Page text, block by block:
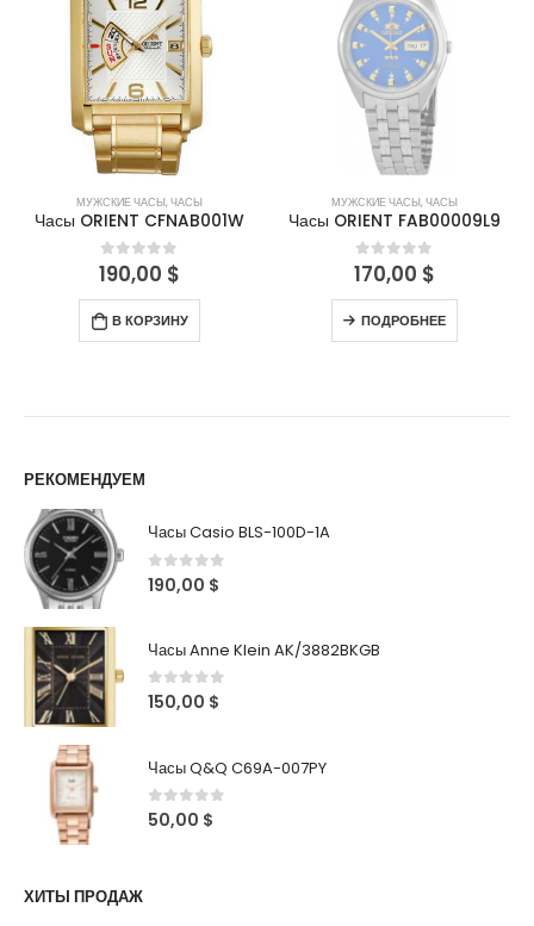
МУЖСКИЕ ЧАСЫ,ЧАСЫ
Часы ORIENT CFNAB001W
0out of 5
190,00 $
В КОРЗИНУ
МУЖСКИЕ ЧАСЫ,ЧАСЫ
Часы ORIENT FAB00009L9
0out of 5
170,00 $
ПОДРОБНЕЕ
РЕКОМЕНДУЕМ
Часы Casio BLS-100D-1A
0out of 5
190,00 $
Часы Anne Klein AK/3882BKGB
0out of 5
150,00 $
Часы Q&Q C69A-007PY
0out of 5
50,00 $
ХИТЫ ПРОДАЖ